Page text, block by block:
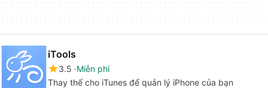
iTools
3.5 Miễn phí
Thay thế cho iTunes để quản lý iPhone của bạn